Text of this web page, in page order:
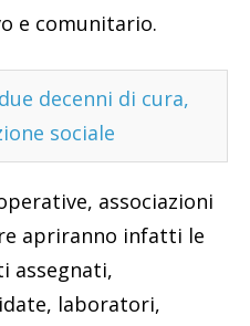
e comunitario.
decenni di cura,
sociale
associazioni
apriranno infatti le
assegnati,
laboratori,